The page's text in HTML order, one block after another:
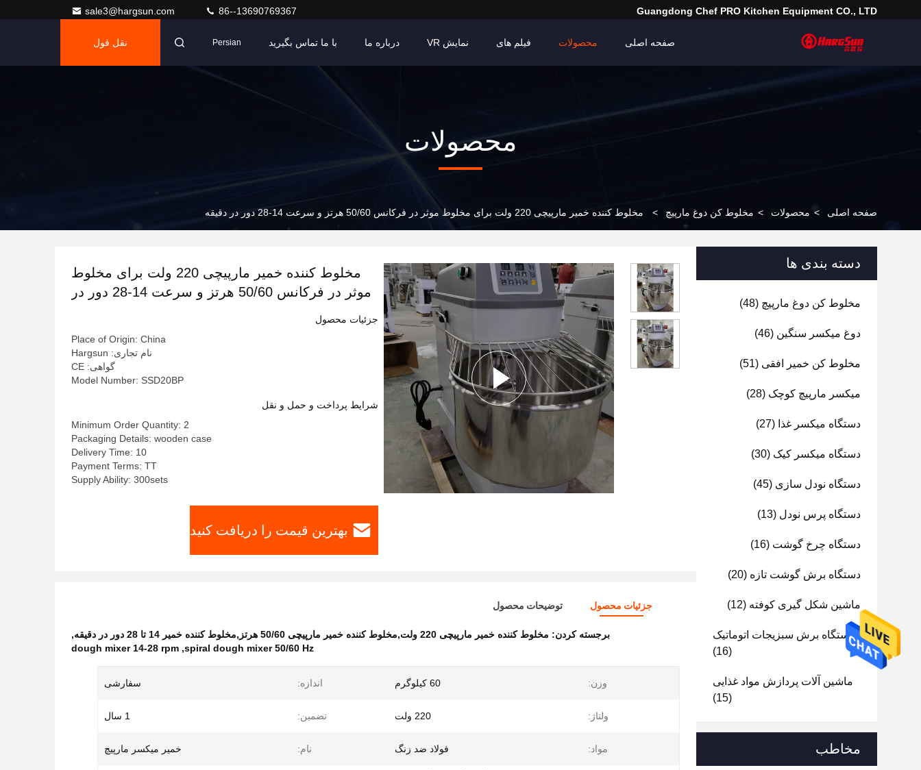
Guangdong Chef PRO Kitchen Equipment CO., LTD
sale3@hargsun.com 86--13690769367
صفحه اصلی محصولات فیلم های نمایش VR درباره ما با ما تماس بگیرید Persian نقل قول
محصولات
صفحه اصلی > محصولات > مخلوط کن دوغ مارپیچ > مخلوط کننده خمیر مارپیچی 220 ولت برای مخلوط موثر در فرکانس 50/60 هرتز و سرعت 14-28 دور در دقیقه
دسته بندی ها
مخلوط کن دوغ مارپیچ (48)
دوغ میکسر سنگین (46)
مخلوط کن خمیر افقی (51)
میکسر مارپیچ کوچک (28)
دستگاه میکسر غذا (27)
دستگاه میکسر کیک (30)
دستگاه نودل سازی (45)
دستگاه پرس نودل (13)
دستگاه چرخ گوشت (16)
دستگاه برش گوشت تازه (20)
ماشین شکل گیری کوفته (12)
دستگاه برش سبزیجات اتوماتیک
(16)
ماشین آلات پردازش مواد غذایی
(15)
مخاطب
مخلوط کننده خمیر مارپیچی 220 ولت برای مخلوط
موثر در فرکانس 50/60 هرتز و سرعت 14-28 دور در
جزئیات محصول
Place of Origin: China
نام تجاری: Hargsun
گواهی: CE
Model Number: SSD20BP
شرایط پرداخت و حمل و نقل
Minimum Order Quantity: 2
Packaging Details: wooden case
Delivery Time: 10
Payment Terms: TT
Supply Ability: 300sets
بهترین قیمت را دریافت کنید
جزئیات محصول توضیحات محصول
برجسته کردن: مخلوط کننده خمیر مارپیچی 220 ولت,مخلوط کننده خمیر مارپیچی 50/60 هرتز,مخلوط کننده خمیر 14 تا 28 دور در دقیقه
,
spiral dough mixer 50/60 Hz
,
dough mixer 14-28 rpm
وزن: 60 کیلوگرم اندازه: سفارشی
ولتاژ: 220 ولت تضمین: 1 سال
مواد: فولاد ضد زنگ نام: خمیر میکسر مارپیچ